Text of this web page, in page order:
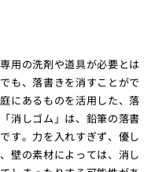
用の洗剤や道具が必要とは
も、落書きを消すことがで
にあるものを活用した、落
消しゴム」は、鉛筆の落書
す。力を入れすぎず、優し
壁の素材によっては、消し